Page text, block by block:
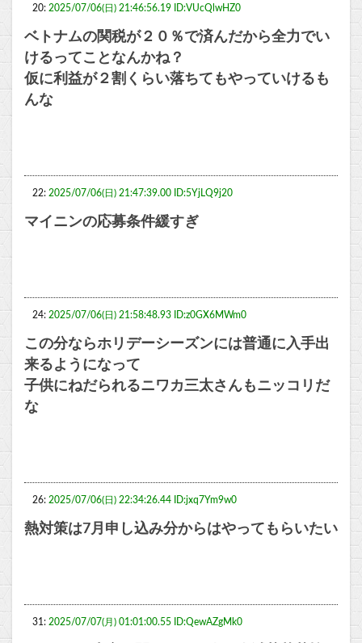
20: 2025/07/06(日) 21:46:56.19 ID:VUcQlwHZ0
ベトナムの関税が２０％で済んだから全力でい
けるってことなんかね？
仮に利益が２割くらい落ちてもやっていけるも
んな
22: 2025/07/06(日) 21:47:39.00 ID:5YjLQ9j20
マイニンの応募条件緩すぎ
24: 2025/07/06(日) 21:58:48.93 ID:z0GX6MWm0
この分ならホリデーシーズンには普通に入手出
来るようになって
子供にねだられるニワカ三太さんもニッコリだ
な
26: 2025/07/06(日) 22:34:26.44 ID:jxq7Ym9w0
熱対策は7月申し込み分からはやってもらいたい
31: 2025/07/07(月) 01:01:00.55 ID:QewAZgMk0